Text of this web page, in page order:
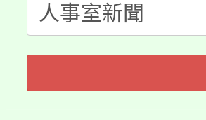
程